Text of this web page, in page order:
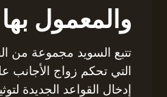
والمعمول بها
تتبع السويد مجموعة من
التي تحكم زواج الأجانب
إدخال القواعد الجديدة